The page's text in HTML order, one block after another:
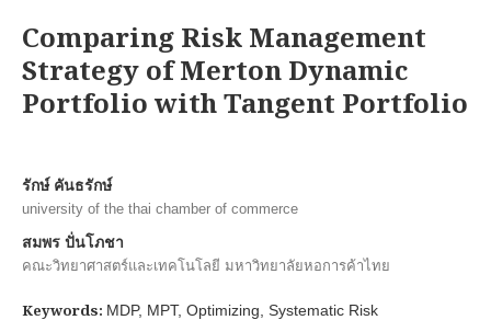
Comparing Risk Management
Strategy of Merton Dynamic
Portfolio with Tangent Portfolio
รักษ์ คันธรักษ์
university of the thai chamber of commerce
สมพร ปั่นโภชา
คณะวิทยาศาสตร์และเทคโนโลยี มหาวิทยาลัยหอการค้าไทย
Keywords: MDP, MPT, Optimizing, Systematic Risk